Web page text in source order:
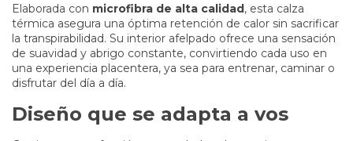
Elaborada con microfibra de alta calidad, esta calza
térmica asegura una óptima retención de calor sin sacrificar
la transpirabilidad. Su interior afelpado ofrece una sensación
de suavidad y abrigo constante, convirtiendo cada uso en
una experiencia placentera, ya sea para entrenar, caminar o
disfrutar del día a día.
Diseño que se adapta a vos